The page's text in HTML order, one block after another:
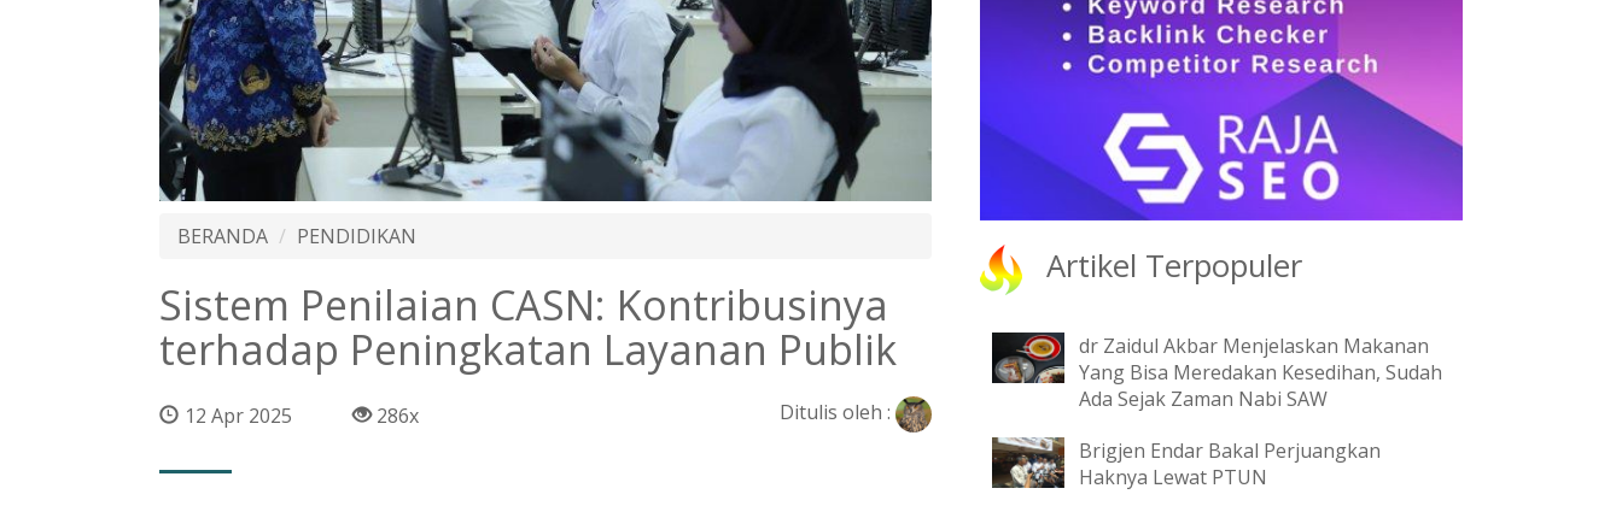
BERANDA PENDIDIKAN
Sistem Penilaian CASN: Kontribusinya
terhadap Peningkatan Layanan Publik
12 Apr 2025 286x Ditulis oleh :
Artikel Terpopuler
dr Zaidul Akbar Menjelaskan Makanan
Yang Bisa Meredakan Kesedihan, Sudah
Ada Sejak Zaman Nabi SAW
Brigjen Endar Bakal Perjuangkan
Haknya Lewat PTUN